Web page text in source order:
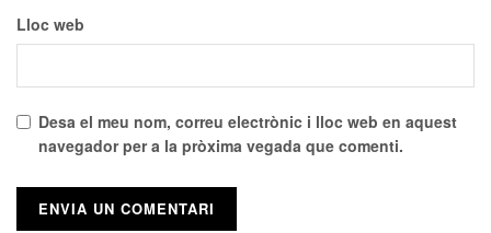
Lloc web
Desa el meu nom, correu electrònic i lloc web en aquest
navegador per a la pròxima vegada que comenti.